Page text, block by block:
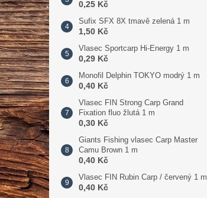
0,25 Kč
Sufix SFX 8X tmavě zelená 1 m
1,50 Kč
Vlasec Sportcarp Hi-Energy 1 m
0,29 Kč
Monofil Delphin TOKYO modrý 1 m
0,40 Kč
Vlasec FIN Strong Carp Grand
Fixation fluo žlutá 1 m
0,30 Kč
Giants Fishing vlasec Carp Master
Camu Brown 1 m
0,40 Kč
Vlasec FIN Rubin Carp / červený 1 m
0,40 Kč